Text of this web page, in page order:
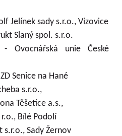
Jelínek sady s.r.o., Vizovice
Slaný spol. s.r.o.
- Ovocnářská unie České
Senice na Hané
s.r.o.,
Těšetice a.s.,
r.o., Bílé Podolí
s.r.o., Sady Žernov